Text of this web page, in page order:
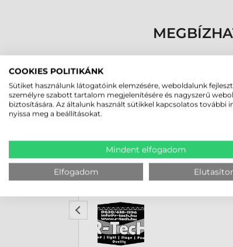
Rucska Dániel
COOKIES POLITIKÁNK
Sütiket használunk látogatóink elemzésére, weboldalunk
személyre szabott tartalom megjelenítésére és nagyszerű
biztosítására. Az általunk használt sütikkel kapcsolatos további
nyissa meg a beállításokat.
Mindent elfogadom
Elfogadom